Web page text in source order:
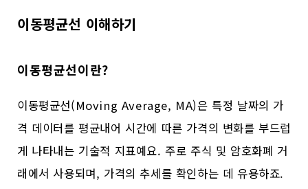
이동평균선 이해하기
이동평균선이란?
이동평균선(Moving Average, MA)은 특정 날짜의 가
격 데이터를 평균내어 시간에 따른 가격의 변화를 부드럽
게 나타내는 기술적 지표예요. 주로 주식 및 암호화폐 거
래에서 사용되며, 가격의 추세를 확인하는 데 유용하죠.